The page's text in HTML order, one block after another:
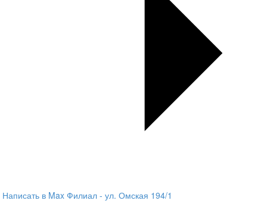
Написать в Max Филиал - ул. Омская 194/1